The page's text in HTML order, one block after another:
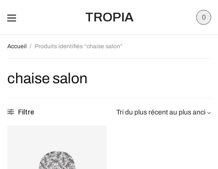
TROPIA 0
Accueil / Produits identifiés “chaise salon”
chaise salon
Filtre